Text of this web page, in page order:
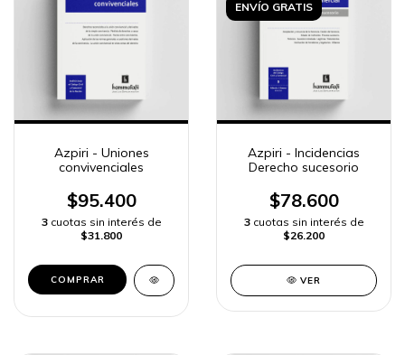
Azpiri - Uniones
convivenciales
$95.400
3 cuotas sin interés de
$31.800
COMPRAR
ENVÍO GRATIS
Azpiri - Incidencias
Derecho sucesorio
$78.600
3 cuotas sin interés de
$26.200
VER